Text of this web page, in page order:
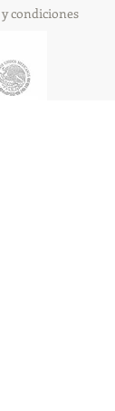
condiciones